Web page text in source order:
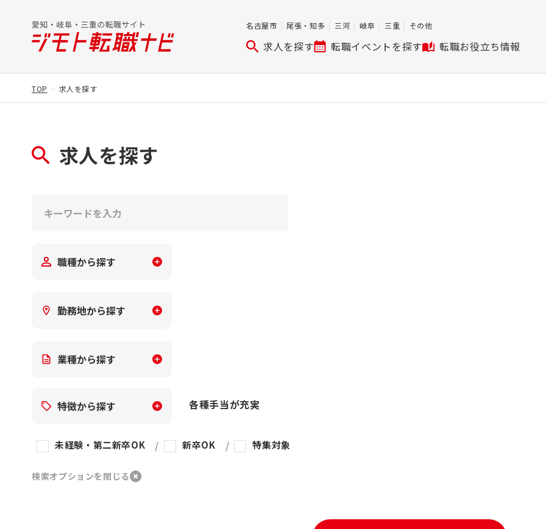
名古屋市 尾張・知多 三河 岐阜 三重 その他
求人を探す 転職イベントを探す 転職お役立ち情報
TOP 求人を探す
求人を探す
職種から探す
勤務地から探す
業種から探す
特徴から探す 各種手当が充実
未経験・第二新卒OK 新卒OK 特集対象